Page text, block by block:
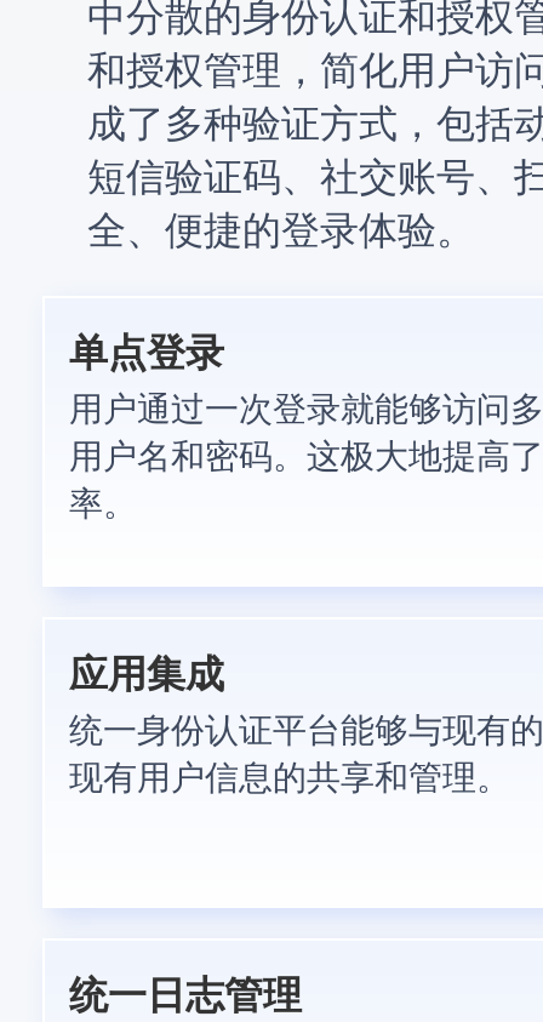
中分散的身份认证和授权
和授权管理，简化用户访
成了多种验证方式，包括
短信验证码、社交账号、
全、便捷的登录体验。
单点登录
用户通过一次登录就能够访问
用户名和密码。这极大地提高
率。
应用集成
统一身份认证平台能够与现有
现有用户信息的共享和管理。
统一日志管理